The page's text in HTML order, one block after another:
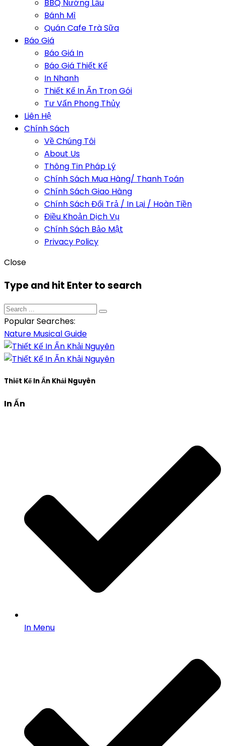
BBQ Nướng Lẩu
Bánh Mì
Quán Cafe Trà Sữa
Báo Giá
Báo Giá In
Báo Giá Thiết Kế
In Nhanh
Thiết Kế In Ấn Trọn Gói
Tư Vấn Phong Thủy
Liên Hệ
Chính Sách
Về Chúng Tôi
About Us
Thông Tin Pháp Lý
Chính Sách Mua Hàng/ Thanh Toán
Chính Sách Giao Hàng
Chính Sách Đổi Trả / In Lại / Hoàn Tiền
Điều Khoản Dịch Vụ
Chính Sách Bảo Mật
Privacy Policy
Close
Type and hit Enter to search
Popular Searches:
Nature MusicalGuide
Thiết Kế In Ấn Khải Nguyên
In Ấn
In Menu